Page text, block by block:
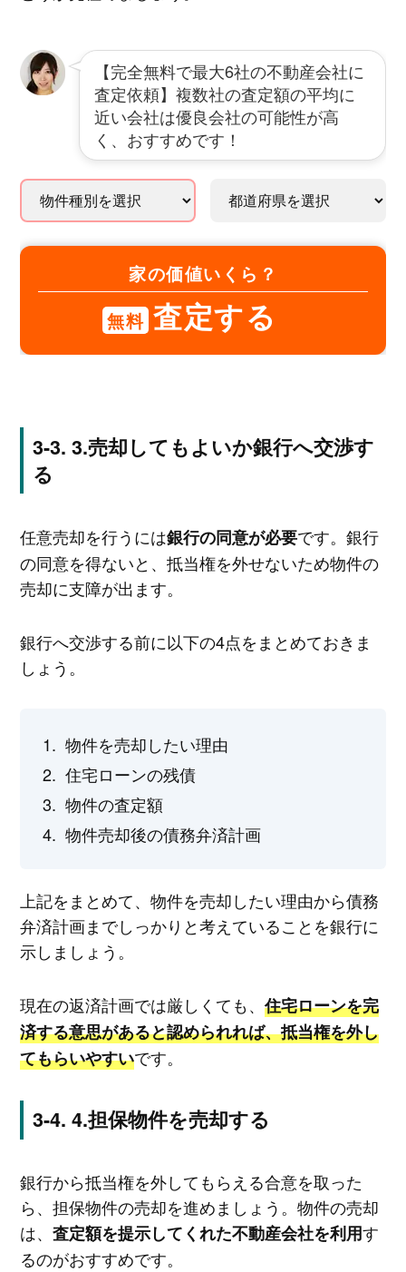
【完全無料で最大6社の不動産会社に
査定依頼】複数社の査定額の平均に
近い会社は優良会社の可能性が高
く、おすすめです！
家の価値いくら？
無料 査定する
3.売却してもよいか銀行へ交渉す
る
任意売却を行うには銀行の同意が必要です。銀行
の同意を得ないと、抵当権を外せないため物件の
売却に支障が出ます。
銀行へ交渉する前に以下の4点をまとめておきま
しょう。
物件を売却したい理由
住宅ローンの残債
物件の査定額
物件売却後の債務弁済計画
上記をまとめて、物件を売却したい理由から債務
弁済計画までしっかりと考えていることを銀行に
示しましょう。
現在の返済計画では厳しくても、住宅ローンを完
済する意思があると認められれば、抵当権を外し
てもらいやすいです。
4.担保物件を売却する
銀行から抵当権を外してもらえる合意を取った
ら、担保物件の売却を進めましょう。物件の売却
は、 査定額を提示してくれた不動産会社を利用す
るのがおすすめです。